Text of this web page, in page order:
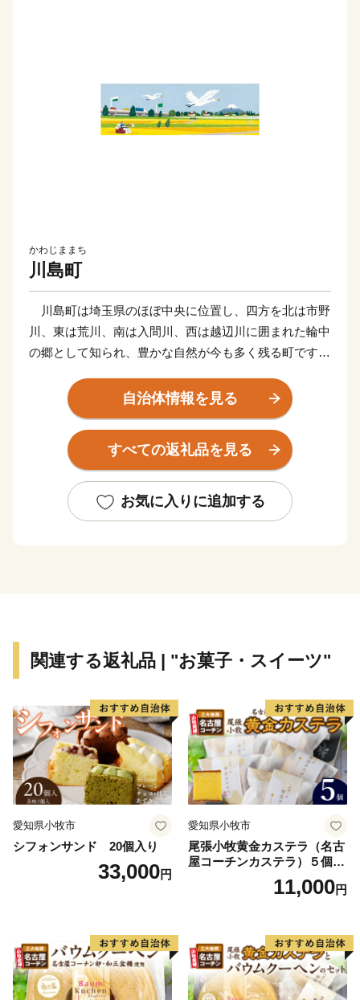
かわじままち
川島町
川島町は埼玉県のほぼ中央に位置し、四方を北は市野
川、東は荒川、南は入間川、西は越辺川に囲まれた輪中
の郷として知られ、豊かな自然が今も多く残る町です。
平坦な地形と豊かな水、気候など理想的な条件が整って
おり、江戸時代には、お蔵米として川越藩に献上されて
いた由緒あるお米が産み出されています。
また、町の特産として、県内でも有数の産地となって
の栽培が盛んです。
新たな取り組みとして、町の魅力を地域住民が再認識
など）」、「食（すったて、呉汁など）」、「歴史文化
る地域資源を掘り起こし、川島町のＰＲを行っていくも
のです。
川島町は、ふるさと納税の対象団体として総務大臣か
ら指定を受けているため、本町に寄附した場合は、税制
上の特例控除を受けることができます。
自治体情報を見る
すべての返礼品を見る
お気に入りに追加する
関連する返礼品 | "お菓子・スイーツ"
愛知県小牧市
シフォンサンド 20個入り
33,000円
愛知県小牧市
尾張小牧黄金カステラ（名古
屋コーチンカステラ）５個入
名古屋コーチン カステラ ザ
ラメ 常温 愛知県 小牧市 アン
11,000円